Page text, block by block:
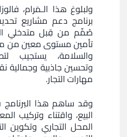
ولبلوغ هذا الـمَرام،
برنامج دعم مشاريع
صُمِّم من قِبل متدخلي
تأمين مستوى معين من
والسلامة، يستجيب
وتحسين جاذبية وجمالية
مهارات التجار.
وقد ساهم هذا
البيع، واقتناء وتركيب
المحل التجاري وتكوين